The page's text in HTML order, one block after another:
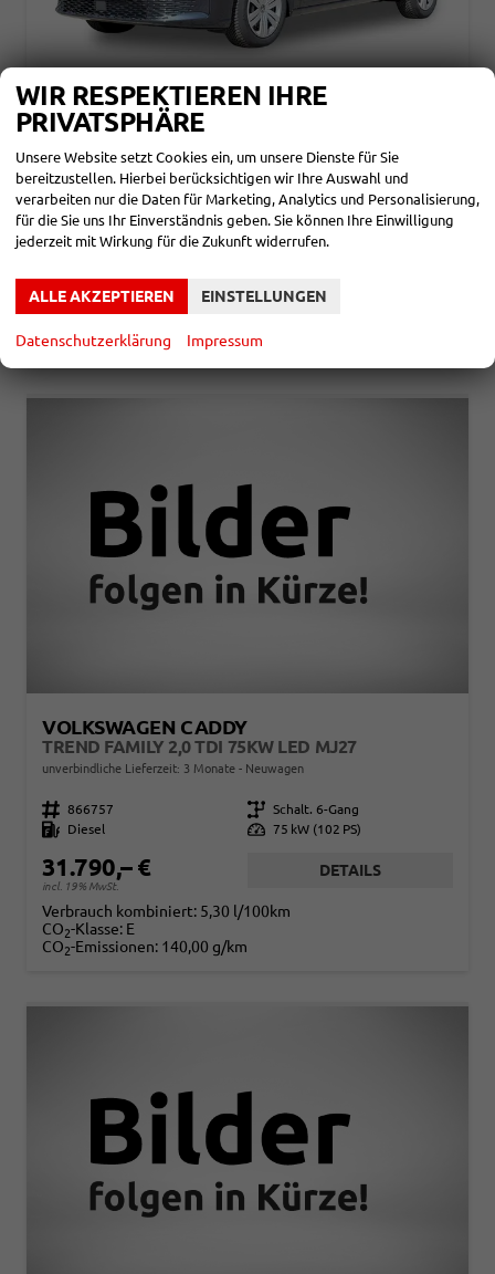
VOLKSWAGEN CADDY
unverbindliche Lieferzeit: ca.3-4 Monate Neuwagen
Fahrzeugnr. 866217 Getriebe Schalt. 6-Gang
Kraftstoff Benzin Leistung 85 kW (116 PS)
incl. 19% MwSt.
Verbrauch kombiniert:
6,60 l/100km
CO2-Emissionen:150,00 g/km
VOLKSWAGEN CADDY
TREND FAMILY 2,0 TDI 75KW LED MJ27
unverbindliche Lieferzeit: 3 Monate Neuwagen
Fahrzeugnr. 866757 Getriebe Schalt. 6-Gang
Kraftstoff
Diesel Leistung 75 kW (102 PS)
31.790,– €
incl. 19% MwSt.
DETAILS
Verbrauch kombiniert: 5,30 l/100km
CO2-Klasse: E
CO2-Emissionen: 140,00 g/km
WIR RESPEKTIEREN IHRE
PRIVATSPHÄRE
Unsere Website setzt Cookies ein, um unsere Dienste für Sie
bereitzustellen. Hierbei berücksichtigen wir Ihre Auswahl und
verarbeiten nur die Daten für Marketing, Analytics und Personalisierung,
für die Sie uns Ihr Einverständnis geben. Sie können Ihre Einwilligung
jederzeit mit Wirkung für die Zukunft widerrufen.
ALLE AKZEPTIEREN EINSTELLUNGEN
Datenschutzerklärung Impressum